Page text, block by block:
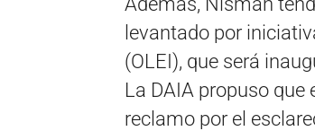
levantado por
(OLEI), que será
La DAIA propuso que
reclamo por el